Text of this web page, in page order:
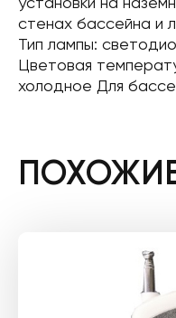
стенах бассейна и
Тип лампы:
Цветовая
холодное Для